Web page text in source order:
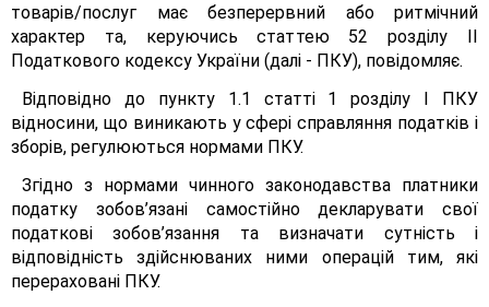
товарів/послуг має безперервний або ритмічний
характер та, керуючись статтею 52 розділу II
Податкового кодексу України (далі - ПКУ), повідомляє.
Відповідно до пункту 1.1 статті 1 розділу І ПКУ
відносини, що виникають у сфері справляння податків і
зборів, регулюються нормами ПКУ.
Згідно з нормами чинного законодавства платники
податку зобов’язані самостійно декларувати свої
податкові зобов’язання та визначати сутність і
відповідність здійснюваних ними операцій тим, які
перераховані ПКУ.